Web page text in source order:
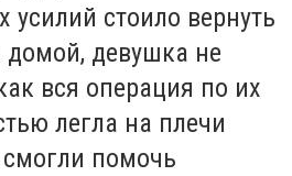
стоило вернуть
девушка не
вся операция по их
легла на плечи
помочь